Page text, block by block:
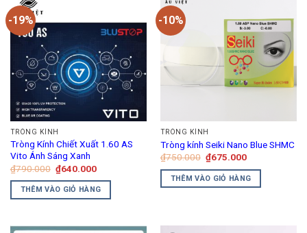
-19%
TRÒNG KÍNH
Tròng Kính Chiết Xuất 1.60 AS
Vito Ánh Sáng Xanh
₫790.000 Giá
gốc
là:
₫790.000.
₫640.000Giá
tại
là:
₫640.000.
THÊM VÀO GIỎ HÀNG
-10%
TRÒNG KÍNH
Tròng kính Seiki Nano Blue SHMC
₫750.000 Giá
gốc
là:
₫750.000.
₫675.000Giá
tại
là:
THÊM VÀO GIỎ HÀNG